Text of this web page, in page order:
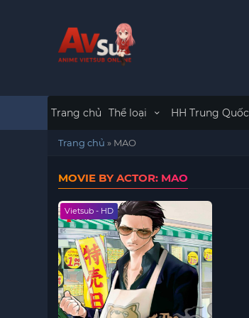
Trang chủ Thể loại HH Trung Quốc
Trang chủ » MAO
MOVIE BY ACTOR: MAO
Vietsub - HD